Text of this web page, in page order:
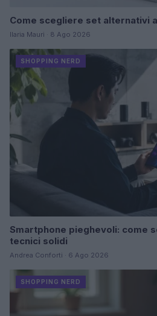
Come scegliere set alternativi
Ilaria Mauri · 8 Ago 2026
SHOPPING NERD
Smartphone pieghevoli: come
tecnici solidi
Andrea Conforti · 6 Ago 2026
SHOPPING NERD